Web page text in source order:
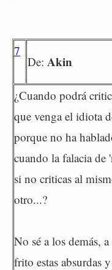
7
De: Akin
¿Cuando podrá
que venga el idiota
porque no ha
cuando la falacia de
si no criticas al
otro...?
No sé a los demás,
frito estas absurdas